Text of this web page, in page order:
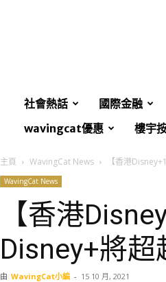
社會熱話 國際金融
wavingcat優惠
樓宇
主頁 WavingCat News 【香港
WavingCat News
【香港
Disney+將超
由 WavingCat小編 - 15 10 月, 2021